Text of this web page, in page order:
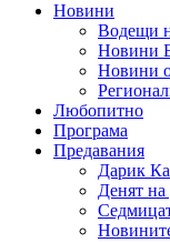
Новини
Водещи
Новини
Новини
Любопитно
Програма
Предавания
Дарик
Денят